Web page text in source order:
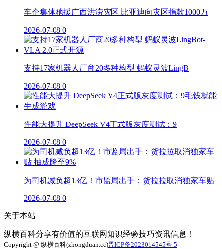
车企集体驰援广西洪涝灾区 比亚迪向灾区捐款1000万
2026-07-08 0
支持17家机器人厂商20多种构型 蚂蚁灵波LingB
2026-07-08 0
性能大提升 DeepSeek V4正式版灰度测试：9
2026-07-08 0
为司机减负超13亿！市监局出手：货拉拉取消独家车贴
2026-07-08 0
关于本站
纵横百科分享有价值的互联网知识经验技巧资讯信息！
Copyright @ 纵横百科(zhongduan.cc)晋ICP备2023014545号-5